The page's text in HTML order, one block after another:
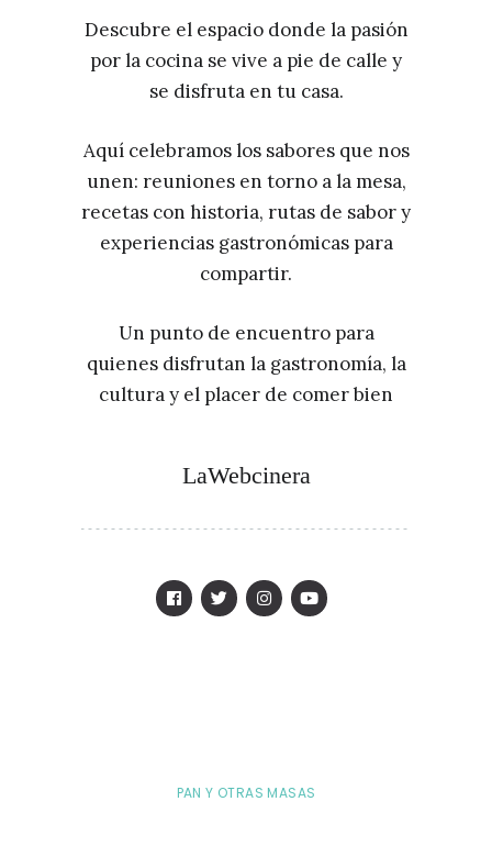
Descubre el espacio donde la pasión
por la cocina se vive a pie de calle y
se disfruta en tu casa.
Aquí celebramos los sabores que nos
unen: reuniones en torno a la mesa,
recetas con historia, rutas de sabor y
experiencias gastronómicas para
compartir.
Un punto de encuentro para
quienes disfrutan la gastronomía, la
cultura y el placer de comer bien
LaWebcinera
PAN Y OTRAS MASAS